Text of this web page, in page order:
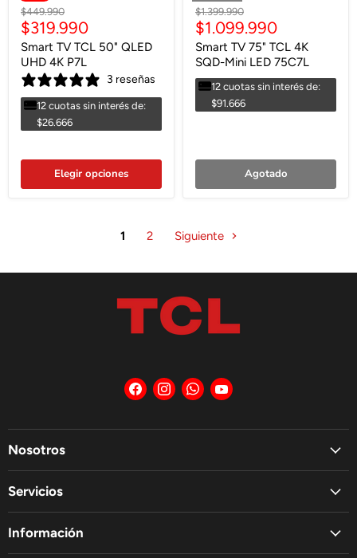
Precio
original
$449.990
Precio
actual
$319.990
Smart TV TCL 50" QLED
UHD 4K P7L
3 reseñas
12 cuotas sin interés de:
$26.666
Elegir opciones
Precio
original
$1.399.990
Precio
actual
$1.099.990
Smart TV 75" TCL 4K
SQD-Mini LED 75C7L
12 cuotas sin interés de:
$91.666
Agotado
1 2 Siguiente
Encuéntrenos
en
Encuéntrenos
en
Encuéntrenos
en
Encuéntrenos
en
Nosotros
Servicios
Información